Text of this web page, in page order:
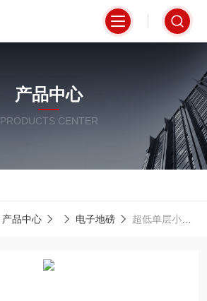
产品中心
PRODUCTS CENTER
产品中心 电子地磅 超低单层小地磅秤